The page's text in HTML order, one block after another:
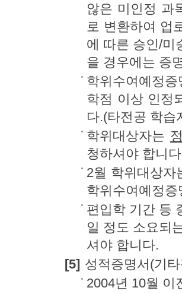
않은 미인정 과
로 변환하여 업
에 따른 승인/미
을 경우에는 증
학위수여예정
학점 이상 인정
다.(타전공 학습
학위대상자는
청하셔야 합니
2월 학위대상자
학위수여예정
편입학 기간 등
일 정도 소요되
셔야 합니다.
[5] 성적증명서(기
2004년 10월 이